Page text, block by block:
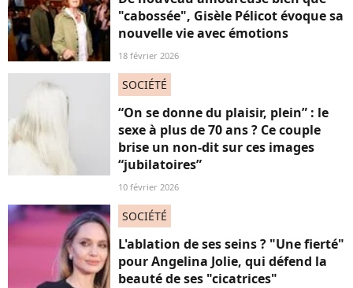
"cabossée", Gisèle Pélicot évoque sa
nouvelle vie avec émotions
18 février 2026
SOCIÉTÉ
“On se donne du plaisir, plein” : le
sexe à plus de 70 ans ? Ce couple
brise un non-dit sur ces images
“jubilatoires”
10 février 2026
SOCIÉTÉ
L'ablation de ses seins ? "Une fierté"
pour Angelina Jolie, qui défend la
beauté de ses "cicatrices"